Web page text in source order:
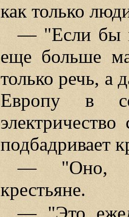
как только
— "Если бы
еще больше
только речь, а
Европу в
подбадривает
— "Оно,
крестьяне.